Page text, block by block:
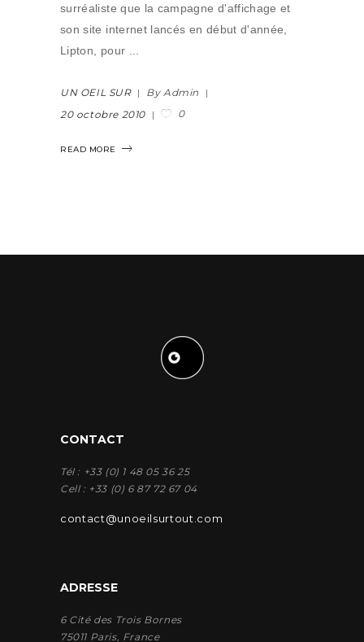
surréaliste que la campagne d'affichage et
son site internet lancés en début d'année,
Lipton, pour
UN OEIL SUR
By Admin
20 octobre 2010
0
READ MORE
CONTACT
Tél : +33 (0) 1 48 05 36 25
Cell : +33 (0) 6 87 72 67 04
contact@unoeilsurtout.com
ADRESSE
6 Cité des Trois Bornes
75011 Paris, France